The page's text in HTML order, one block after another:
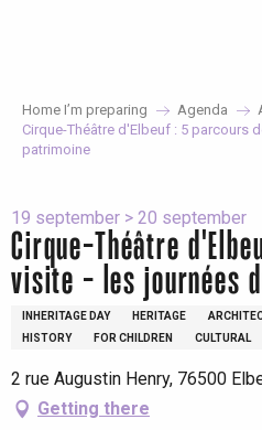
Home I’m preparing Agenda
Cirque-Théâtre d'Elbeuf : 5 parcours
patrimoine
19 september > 20 september
Cirque-Théâtre
visite - les journées
INHERITAGE DAY HERITAGE
HISTORY
FOR CHILDREN CULTURAL
2 rue Augustin Henry, 76500
Getting there